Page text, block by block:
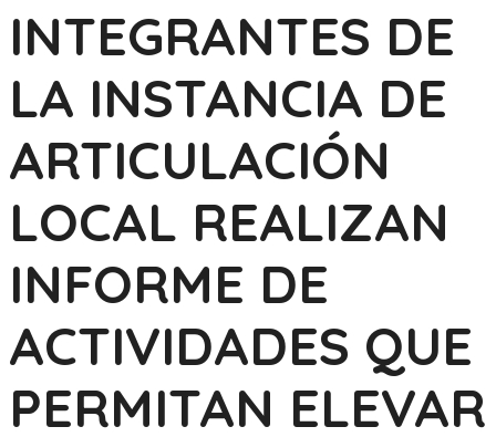
INTEGRANTES DE
LA INSTANCIA DE
ARTICULACIÓN
LOCAL REALIZAN
INFORME DE
ACTIVIDADES QUE
PERMITAN ELEVAR